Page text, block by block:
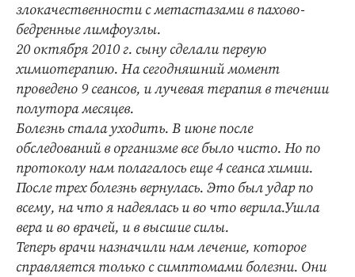
злокачественности с метастазами в пахово-
бедренные лимфоузлы.
20 октября 2010 г. сыну сделали первую
химиотерапию. На сегодняшний момент
проведено 9 сеансов, и лучевая терапия в течении
полутора месяцев.
Болезнь стала уходить. В июне после
обследований в организме все было чисто. Но по
протоколу нам полагалось еще 4 сеанса химии.
После трех болезнь вернулась. Это был удар по
всему, на что я надеялась и во что верила.Ушла
вера и во врачей, и в высшие силы.
Теперь врачи назначили нам лечение, которое
справляется только с симптомами болезни. Они